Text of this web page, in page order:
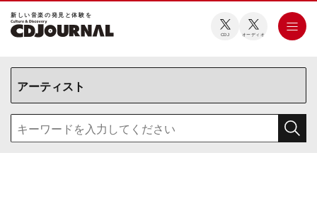
新しい⾳楽の発⾒と体験を
CDJ オーディオ